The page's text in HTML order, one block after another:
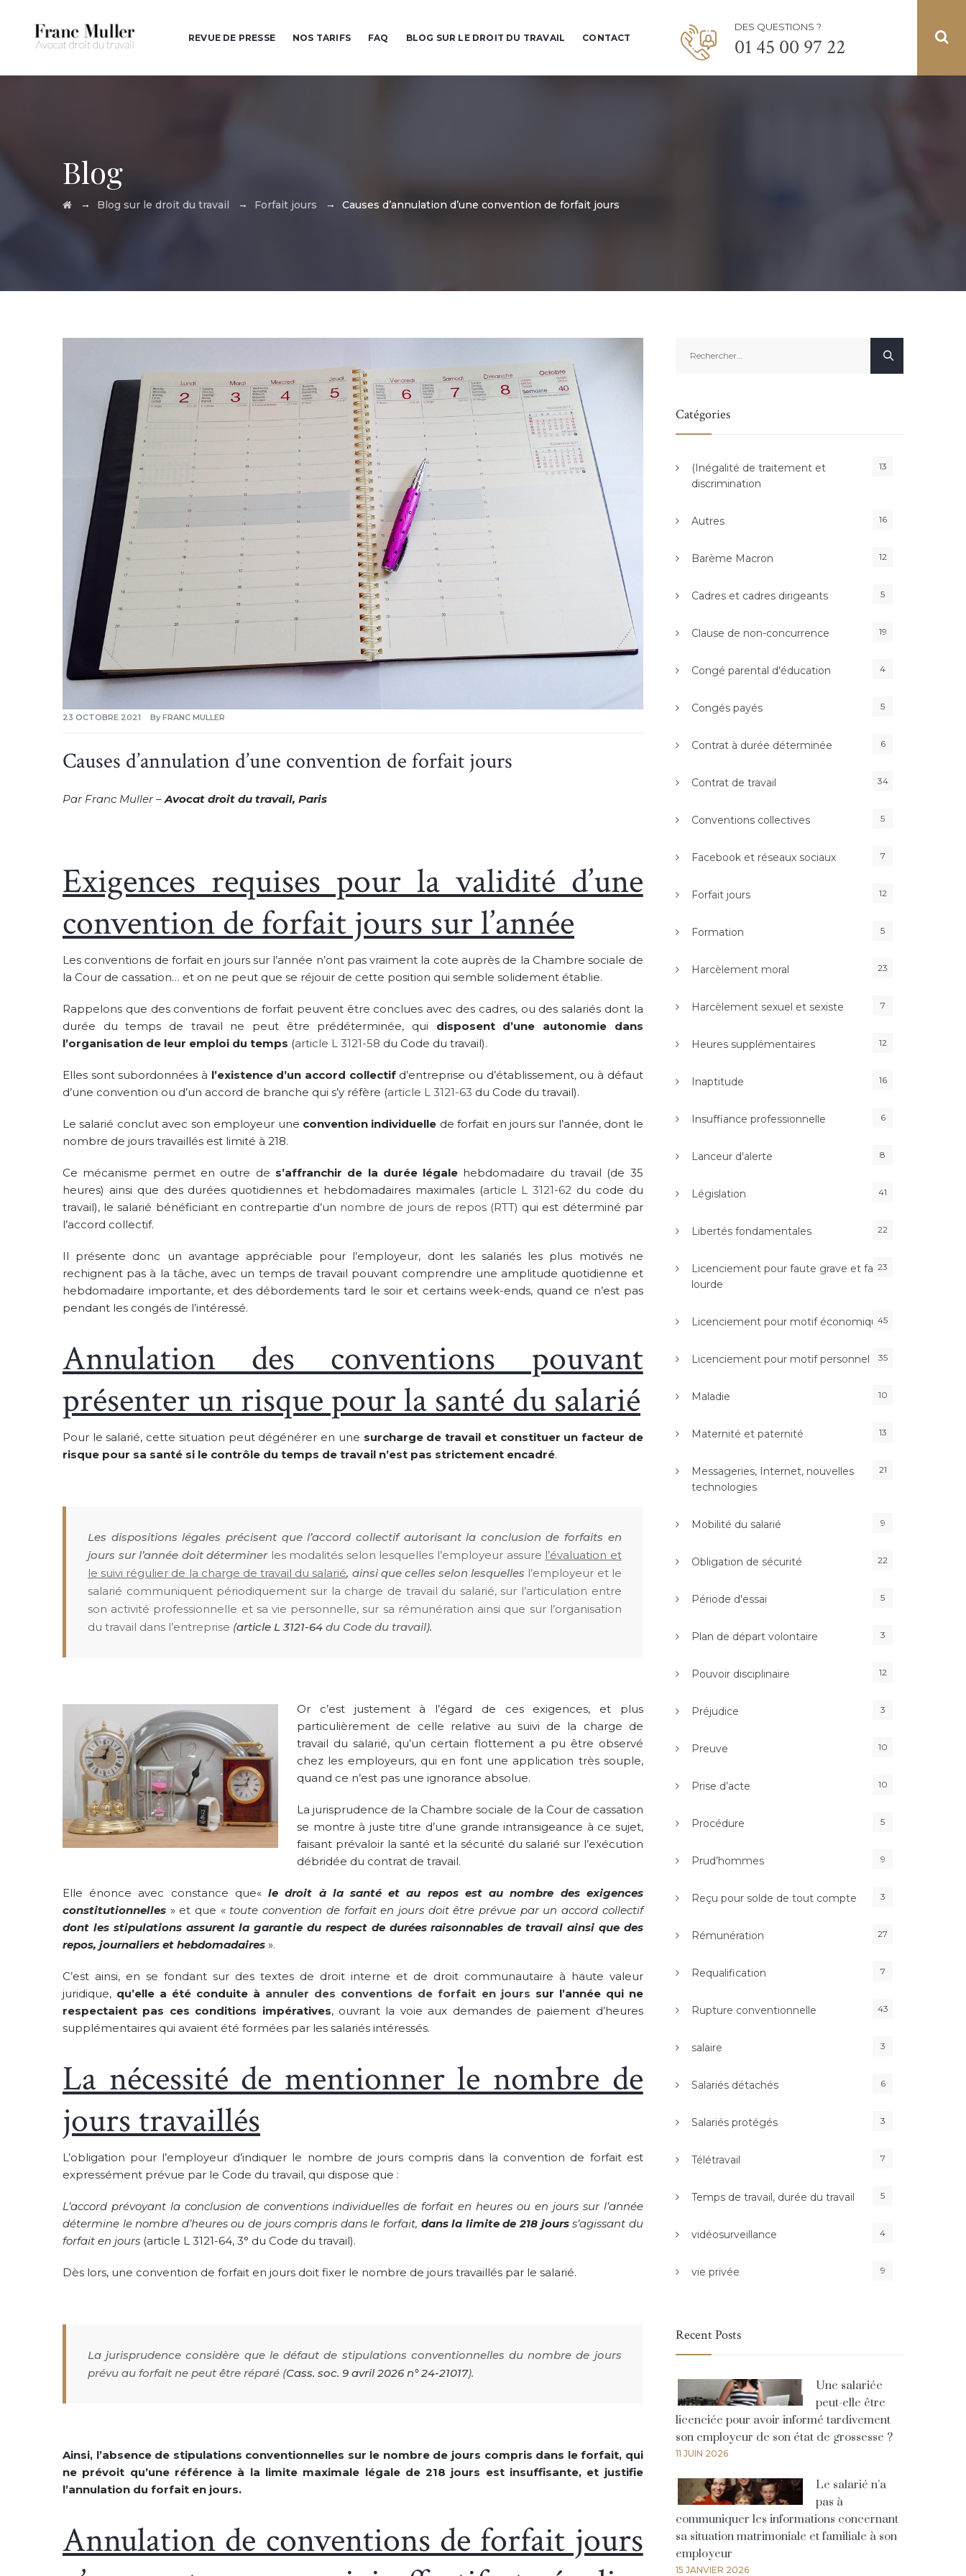
DES QUESTIONS ?
01 45 00 97 22
REVUE DE PRESSE NOS TARIFS FAQ BLOG SUR LE DROIT DU TRAVAIL CONTACT
Blog
→ Blog sur le droit du travail → Forfait jours → Causes d’annulation d’une convention de forfait jours
23 OCTOBRE 2021 By FRANC MULLER
Causes d’annulation d’une convention de forfait jours
Par Franc Muller –Avocat droit du travail, Paris
Exigences requises pour la validité d’une
convention de forfait jours sur l’année
Les conventions de forfait en jours sur l’année n’ont pas vraiment la cote auprès de la Chambre sociale de
la Cour de cassation… et on ne peut que se réjouir de cette position qui semble solidement établie.
Rappelons que des conventions de forfait peuvent être conclues avec des cadres, ou des salariés dont la
durée du temps de travail ne peut être prédéterminée, qui disposent d’une autonomie dans
l’organisation de leur emploi du temps (article L 3121-58 du Code du travail).
Elles sont subordonnées à l’existence d’un accord collectifd’entreprise ou d’établissement, ou à défaut
d’une convention ou d’un accord de branche qui s’y réfère (article L 3121-63 du Code du travail).
Le salarié conclut avec son employeur une convention individuelle de forfait en jours sur l’année, dont le
nombre de jours travaillés est limité à 218.
Ce mécanisme permet en outre de s’affranchir de la durée légale hebdomadaire du travail (de 35
heures) ainsi que des durées quotidiennes et hebdomadaires maximales (article L 3121-62 du code du
travail), le salarié bénéficiant en contrepartie d’un nombre de jours de repos (RTT) qui est déterminé par
l’accord collectif.
Il présente donc un avantage appréciable pour l’employeur, dont les salariés les plus motivés ne
rechignent pas à la tâche, avec un temps de travail pouvant comprendre une amplitude quotidienne et
hebdomadaire importante, et des débordements tard le soir et certains week-ends, quand ce n’est pas
pendant les congés de l’intéressé.
Annulation des conventions pouvant
présenter un risque pour la santé du salarié
Pour le salarié, cette situation peut dégénérer en une surcharge de travail et constituer un facteur de
risque pour sa santé si le contrôle du temps de travail n’est pas strictement encadré.
Les dispositions légales précisent que l’accord collectif autorisant la conclusion de forfaits en
jours sur l’année doit déterminer les modalités selon lesquelles l’employeur assure l’évaluation et
le suivi régulier de la charge de travail du salarié, ainsi que celles selon lesquelles l’employeur et le
salarié communiquent périodiquement sur la charge de travail du salarié, sur l’articulation entre
son activité professionnelle et sa vie personnelle, sur sa rémunération ainsi que sur l’organisation
du travail dans l’entreprise (article L 3121-64 du Code du travail).
Or c’est justement à l’égard de ces exigences, et plus
particulièrement de celle relative au suivi de la charge de
travail du salarié, qu’un certain flottement a pu être observé
chez les employeurs, qui en font une application très souple,
quand ce n’est pas une ignorance absolue.
La jurisprudence de la Chambre sociale de la Cour de cassation
se montre à juste titre d’une grande intransigeance à ce sujet,
faisant prévaloir la santé et la sécurité du salarié sur l’exécution
débridée du contrat de travail.
Elle énonce avec constance que«le droit à la santé et au repos est au nombre des exigences
constitutionnelles » et que « toute convention de forfait en jours doit être prévue par un accord collectif
dont les stipulations assurent la garantie du respect de durées raisonnables de travail ainsi que des
repos, journaliers et hebdomadaires ».
C’est ainsi, en se fondant sur des textes de droit interne et de droit communautaire à haute valeur
juridique, qu’elle a été conduite à annuler des conventions de forfait en jours sur l’année qui ne
respectaient pas ces conditions impératives, ouvrant la voie aux demandes de paiement d’heures
supplémentaires qui avaient été formées par les salariés intéressés.
La nécessité de mentionner le nombre de
jours travaillés
L’obligation pour l’employeur d’indiquer le nombre de jours compris dans la convention de forfait est
expressément prévue par le Code du travail, qui dispose que :
L’accord prévoyant la conclusion de conventions individuelles de forfait en heures ou en jours sur l’année
détermine le nombre d’heures ou de jours compris dans le forfait, dans la limite de 218 jourss’agissant du
forfait en jours (article L 3121-64, 3° du Code du travail).
Dès lors, une convention de forfait en jours doit fixer le nombre de jours travaillés par le salarié.
La jurisprudence considère que le défaut de stipulations conventionnelles du nombre de jours
prévu au forfait ne peut être réparé (Cass. soc. 9 avril 2026 n° 24-21017).
Ainsi, l’absence de stipulations conventionnelles sur le nombre de jours compris dans le forfait, qui
ne prévoit qu’une référence à la limite maximale légale de 218 jours est insuffisante, et justifie
l’annulation du forfait en jours.
Annulation de conventions de forfait jours
Catégories
(Inégalité de traitement et
discrimination
13
Autres 16
Barème Macron 12
Cadres et cadres dirigeants 5
Clause de non-concurrence 19
Congé parental d'éducation 4
Congés payés 5
Contrat à durée déterminée 6
Contrat de travail 34
Conventions collectives 5
Facebook et réseaux sociaux 7
Forfait jours 12
Formation 5
Harcèlement moral 23
Harcèlement sexuel et sexiste 7
Heures supplémentaires 12
Inaptitude 16
Insuffiance professionnelle 6
Lanceur d'alerte 8
Législation 41
Libertés fondamentales 22
Licenciement pour faute grave et faute
lourde
23
Licenciement pour motif économique
45
Licenciement pour motif personnel 35
Maladie 10
Maternité et paternité 13
Messageries, Internet, nouvelles
technologies
21
Mobilité du salarié 9
Obligation de sécurité 22
Période d'essai 5
Plan de départ volontaire 3
Pouvoir disciplinaire 12
Préjudice 3
Preuve 10
Prise d’acte 10
Procédure 5
Prud’hommes 9
Reçu pour solde de tout compte 3
Rémunération 27
Requalification 7
Rupture conventionnelle 43
salaire 3
Salariés détachés 6
Salariés protégés 3
Télétravail 7
Temps de travail, durée du travail 5
vidéosurveillance 4
vie privée 9
Recent Posts
Une salariée
peut-elle être
licenciée pour avoir informé tardivement
son employeur de son état de grossesse ?
11 JUIN 2026
Le salarié n’a
pas à
communiquer les informations concernant
sa situation matrimoniale et familiale à son
employeur
15 JANVIER 2026